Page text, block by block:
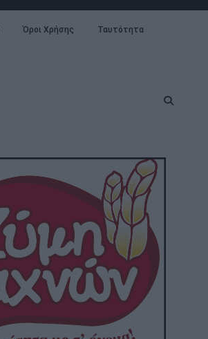
Όροι Χρήσης Ταυτότητα